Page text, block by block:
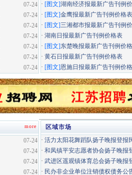
· [图文]湖南经济报最新广告刊例
· [图文]金鹰报最新广告刊例价格表
· [图文]三湘都市报最新广告刊例
· 湖南日报最新广告刊例价格表
· [图文]东楚晚报最新广告刊例价
· 黄石日报最新广告刊例价格表
· [图文]恩施日报最新广告刊例价
07-24
07-24
07-24
07-24
07-24
07-24
07-24
区域市场
· 活力太阳花舞蹈队扬子晚报登报
· 和凤镇平安志愿者协会扬子晚报
· 武进区遥观镇体育总会扬子晚报
· 民办非企业单位注销债权债务公
more
07-24
07-24
07-24
07-24